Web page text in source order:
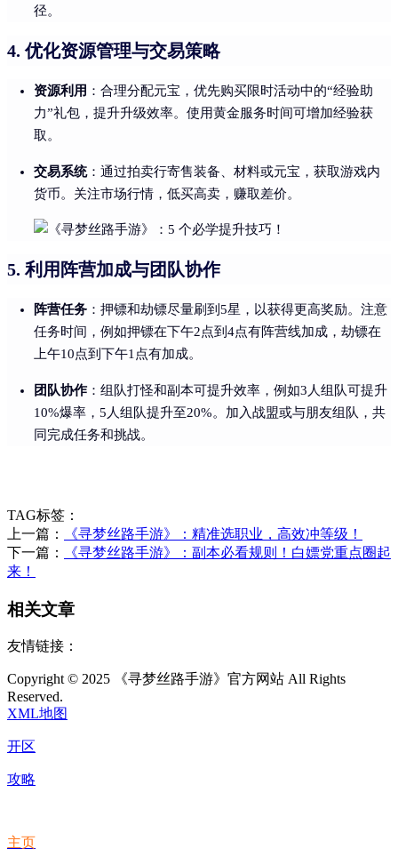
径。
4.优化资源管理与交易策略
资源利用 ：合理分配元宝，优先购买限时活动中的“经验助
力”礼包，提升升级效率。使用黄金服务时间可增加经验获
取。
交易系统：通过拍卖行寄售装备、材料或元宝，获取游戏内
货币。关注市场行情，低买高卖，赚取差价。
5.利用阵营加成与团队协作
阵营任务 ：押镖和劫镖尽量刷到5星，以获得更高奖励。注意
任务时间，例如押镖在下午2点到4点有阵营线加成，劫镖在
上午10点到下午1点有加成。
团队协作 ：组队打怪和副本可提升效率，例如3人组队可提升
10%爆率，5人组队提升至20%。加入战盟或与朋友组队，共
同完成任务和挑战。
TAG标签：
上一篇：
《寻梦丝路手游》：精准选职业，高效冲等级！
下一篇：
《寻梦丝路手游》：副本必看规则！白嫖党重点圈起
来！
相关文章
友情链接：
Copyright © 2025 《寻梦丝路手游》官方网站 All Rights
Reserved.
XML地图
开区
攻略
主页